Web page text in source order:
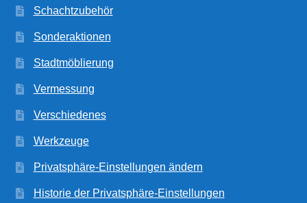
Schachtzubehör
Sonderaktionen
Stadtmöblierung
Vermessung
Verschiedenes
Werkzeuge
Privatsphäre-Einstellungen ändern
Historie der Privatsphäre-Einstellungen